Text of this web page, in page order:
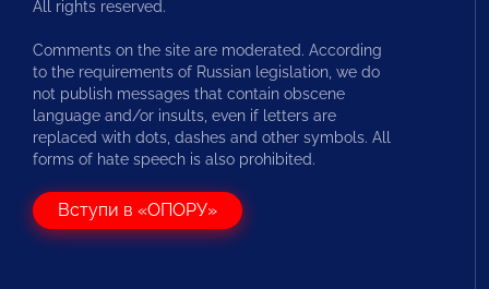
All rights reserved.
Comments on the site are moderated. According
to the requirements of Russian legislation, we do
not publish messages that contain obscene
language and/or insults, even if letters are
replaced with dots, dashes and other symbols. All
forms of hate speech is also prohibited.
Вступи в «ОПОРУ»